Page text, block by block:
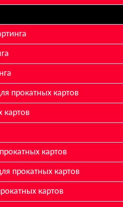
прокатных картов
картов
картов
прокатных картов
картов